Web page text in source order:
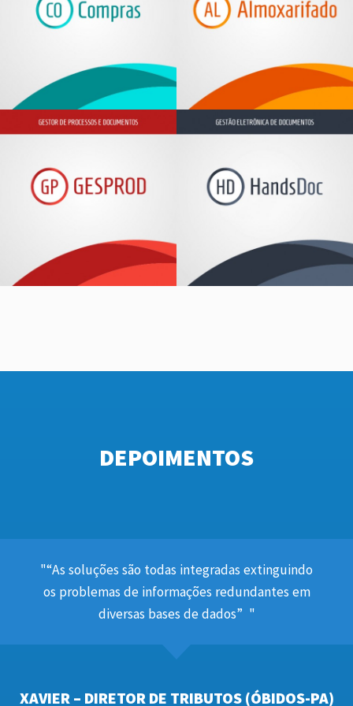
DEPOIMENTOS
“As soluções são todas integradas extinguindo
os problemas de informações redundantes em
diversas bases de dados”
XAVIER – DIRETOR DE TRIBUTOS (ÓBIDOS-PA)